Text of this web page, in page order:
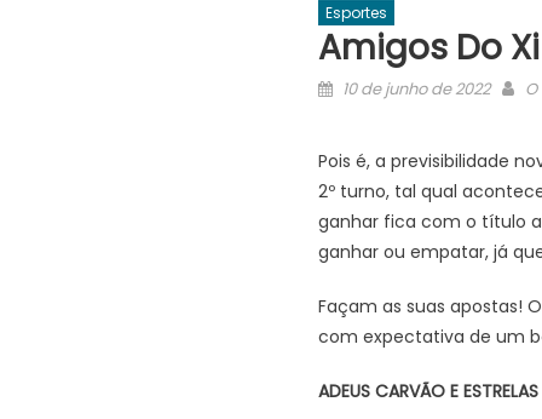
Esportes
Amigos Do
Posted
10 de junho de 2022
Pois é, a previsibilidade
2º turno, tal qual
ganhar fica com o título
ganhar ou empatar, já
Façam as suas apostas!
com expectativa de um
ADEUS CARVÃO E ESTRELAS